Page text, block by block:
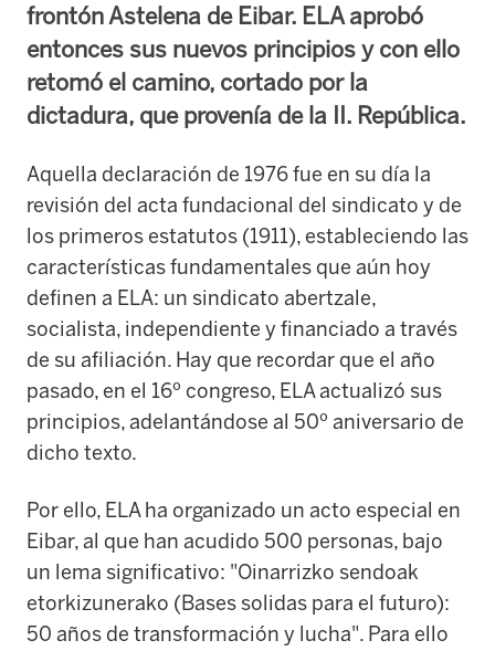
frontón Astelena de Eibar. ELA aprobó
entonces sus nuevos principios y con ello
retomó el camino, cortado por la
dictadura, que provenía de la II. República.
Aquella declaración de 1976 fue en su día la
revisión del acta fundacional del sindicato y de
los primeros estatutos (1911), estableciendo las
características fundamentales que aún hoy
definen a ELA: un sindicato abertzale,
socialista, independiente y financiado a través
de su afiliación. Hay que recordar que el año
pasado, en el 16º congreso, ELA actualizó sus
principios, adelantándose al 50º aniversario de
dicho texto.
Por ello, ELA ha organizado un acto especial en
Eibar, al que han acudido 500 personas, bajo
un lema significativo: "Oinarrizko sendoak
etorkizunerako (Bases solidas para el futuro):
50 años de transformación y lucha". Para ello